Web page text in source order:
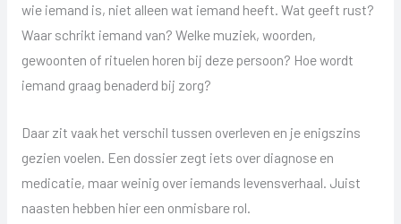
wie iemand is, niet alleen wat iemand heeft. Wat geeft rust?
Waar schrikt iemand van? Welke muziek, woorden,
gewoonten of rituelen horen bij deze persoon? Hoe wordt
iemand graag benaderd bij zorg?
Daar zit vaak het verschil tussen overleven en je enigszins
gezien voelen. Een dossier zegt iets over diagnose en
medicatie, maar weinig over iemands levensverhaal. Juist
naasten hebben hier een onmisbare rol.